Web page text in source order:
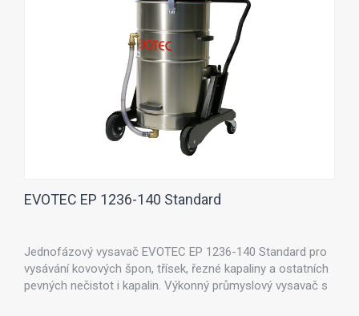
EVOTEC EP 1236-140 Standard
Jednofázový vysavač EVOTEC EP 1236-140 Standard pro
vysávání kovových špon, třísek, řezné kapaliny a ostatních
pevných nečistot i kapalin. Výkonný průmyslový vysavač s